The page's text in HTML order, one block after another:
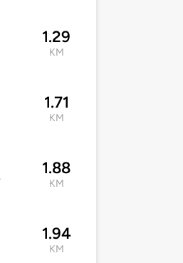
1.29
KM
1.71
KM
1.88
KM
1.94
KM